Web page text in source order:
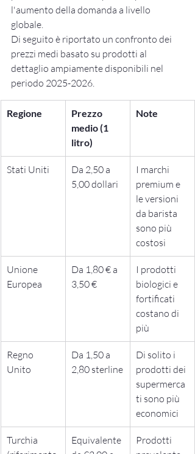
l'aumento della domanda a livello
globale.
Di seguito è riportato un confronto dei
prezzi medi basato su prodotti al
dettaglio ampiamente disponibili nel
periodo 2025-2026.
Regione
Prezzo
medio (1
litro)
Note
Stati Uniti
Da 2,50 a
5,00 dollari
I marchi
premium e
le versioni
da barista
sono più
costosi
Unione
Europea
Da 1,80 € a
3,50 €
I prodotti
biologici e
fortificati
costano di
più
Regno
Unito
Da 1,50 a
2,80 sterline
Di solito i
prodotti dei
supermerca
ti sono più
economici
Turchia
Equivalente
Prodotti